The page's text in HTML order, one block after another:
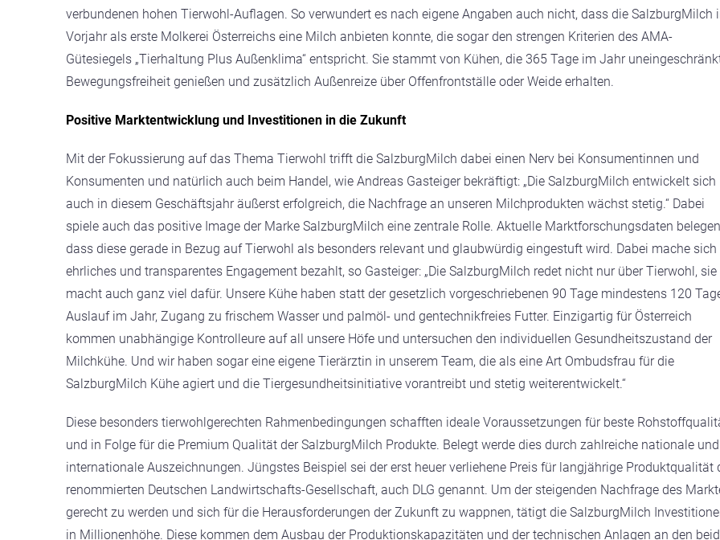
verbundenen hohen Tierwohl-Auflagen. So verwundert es nach eigene Angaben auch nicht, dass die SalzburgMilch
Vorjahr als erste Molkerei Österreichs eine Milch anbieten konnte, die sogar den strengen Kriterien des AMA-
Gütesiegels „Tierhaltung Plus Außenklima“ entspricht. Sie stammt von Kühen, die 365 Tage im Jahr
Bewegungsfreiheit genießen und zusätzlich Außenreize über Offenfrontställe oder Weide erhalten.
Positive Marktentwicklung und Investitionen in die Zukunft
Mit der Fokussierung auf das Thema Tierwohl trifft die SalzburgMilch dabei einen Nerv bei Konsumentinnen und
Konsumenten und natürlich auch beim Handel, wie Andreas Gasteiger bekräftigt: „Die SalzburgMilch entwickelt sich
auch in diesem Geschäftsjahr äußerst erfolgreich, die Nachfrage an unseren Milchprodukten wächst stetig.“ Dabei
spiele auch das positive Image der Marke SalzburgMilch eine zentrale Rolle. Aktuelle Marktforschungsdaten
dass diese gerade in Bezug auf Tierwohl als besonders relevant und glaubwürdig eingestuft wird. Dabei mache sich
ehrliches und transparentes Engagement bezahlt, so Gasteiger: „Die SalzburgMilch redet nicht nur über Tierwohl, sie
macht auch ganz viel dafür. Unsere Kühe haben statt der gesetzlich vorgeschriebenen 90 Tage mindestens 120
Auslauf im Jahr, Zugang zu frischem Wasser und palmöl- und gentechnikfreies Futter. Einzigartig für Österreich
kommen unabhängige Kontrolleure auf all unsere Höfe und untersuchen den individuellen Gesundheitszustand der
Milchkühe. Und wir haben sogar eine eigene Tierärztin in unserem Team, die als eine Art Ombudsfrau für die
SalzburgMilch Kühe agiert und die Tiergesundheitsinitiative vorantreibt und stetig weiterentwickelt.“
Diese besonders tierwohlgerechten Rahmenbedingungen schafften ideale Voraussetzungen für beste
und in Folge für die Premium Qualität der SalzburgMilch Produkte. Belegt werde dies durch zahlreiche nationale und
internationale Auszeichnungen. Jüngstes Beispiel sei der erst heuer verliehene Preis für langjährige Produktqualität
renommierten Deutschen Landwirtschafts-Gesellschaft, auch DLG genannt. Um der steigenden Nachfrage des
gerecht zu werden und sich für die Herausforderungen der Zukunft zu wappnen, tätigt die SalzburgMilch
in Millionenhöhe. Diese kommen dem Ausbau der Produktionskapazitäten und der technischen Anlagen an den